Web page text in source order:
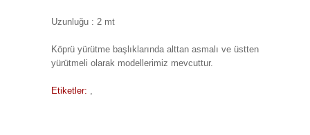
Uzunluğu : 2 mt
Köprü yürütme başlıklarında alttan asmalı ve üstten
yürütmeli olarak modellerimiz mevcuttur.
Etiketler: